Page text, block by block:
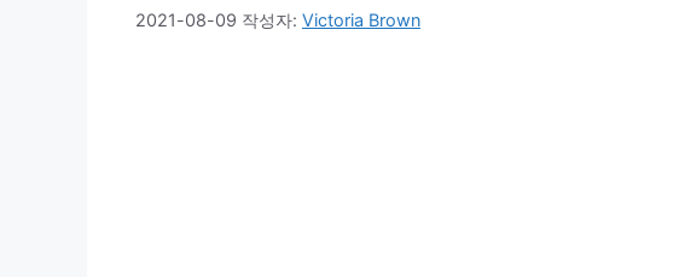
2021-08-09 작성자: Victoria Brown